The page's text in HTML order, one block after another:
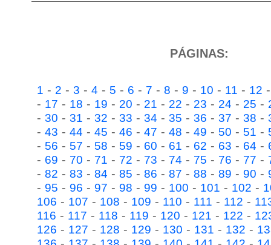
PÁGINAS:
1 - 2 - 3 - 4 - 5 - 6 - 7 - 8 - 9 - 10 - 11 - 12
- 17 - 18 - 19 - 20 - 21 - 22 - 23 - 24 - 25 -
- 30 - 31 - 32 - 33 - 34 - 35 - 36 - 37 - 38 -
- 43 - 44 - 45 - 46 - 47 - 48 - 49 - 50 - 51 -
- 56 - 57 - 58 - 59 - 60 - 61 - 62 - 63 - 64 -
- 69 - 70 - 71 - 72 - 73 - 74 - 75 - 76 - 77 -
- 82 - 83 - 84 - 85 - 86 - 87 - 88 - 89 - 90 -
- 95 - 96 - 97 - 98 - 99 - 100 - 101 - 102 -
106 - 107 - 108 - 109 - 110 - 111 - 112 -
116 - 117 - 118 - 119 - 120 - 121 - 122 -
126 - 127 - 128 - 129 - 130 - 131 - 132 -